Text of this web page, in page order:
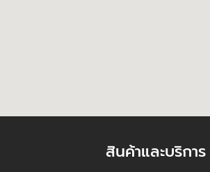
สินค้าและบริการ